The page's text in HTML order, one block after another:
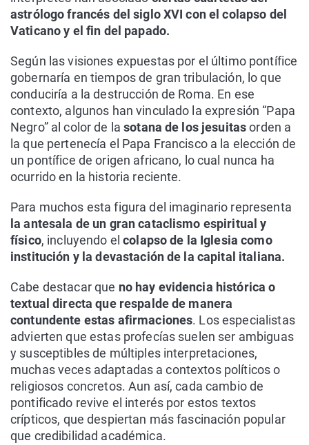
astrólogo francés del siglo XVI con el colapso del
Vaticano y el fin del papado.
Según las visiones expuestas por el último pontífice
gobernaría en tiempos de gran tribulación, lo que
conduciría a la destrucción de Roma. En ese
contexto, algunos han vinculado la expresión “Papa
Negro” al color de lasotana de los jesuitasorden a
la que pertenecía el Papa Francisco a la elección de
un pontífice de origen africano, lo cual nunca ha
ocurrido en la historia reciente.
Para muchos esta figura del imaginario representa
la antesala de un gran cataclismo espiritual y
físico, incluyendo el colapso de la Iglesia como
institución y la devastación de la capital italiana.
Cabe destacar que no hay evidencia histórica o
textual directa que respalde de manera
contundente estas afirmaciones. Los especialistas
advierten que estas profecías suelen ser ambiguas
y susceptibles de múltiples interpretaciones,
muchas veces adaptadas a contextos políticos o
religiosos concretos. Aun así, cada cambio de
pontificado revive el interés por estos textos
crípticos, que despiertan más fascinación popular
que credibilidad académica.